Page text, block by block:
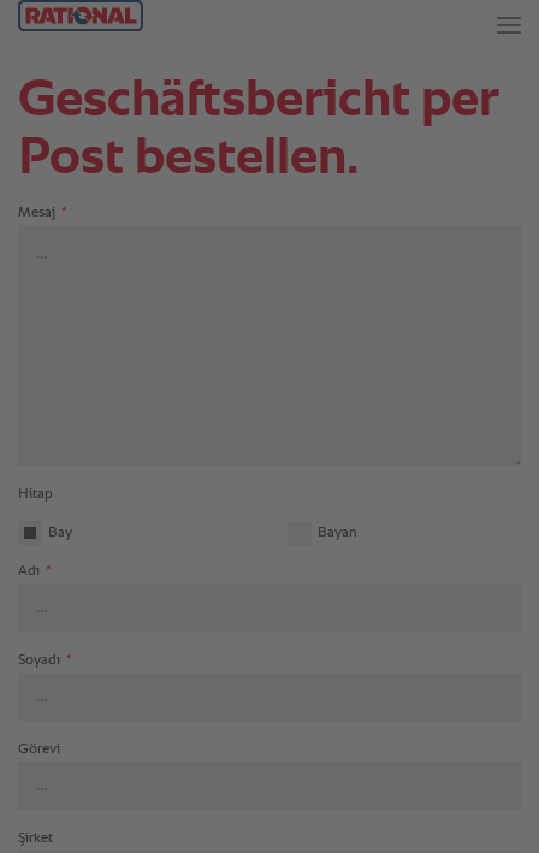
Geschäftsbericht per
Post bestellen.
Mesaj *
Hitap
Bay Bayan
Adı *
Soyadı *
Görevi
Şirket